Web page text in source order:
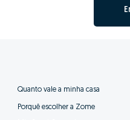
Quanto vale a minha casa
Porquê escolher a Zome